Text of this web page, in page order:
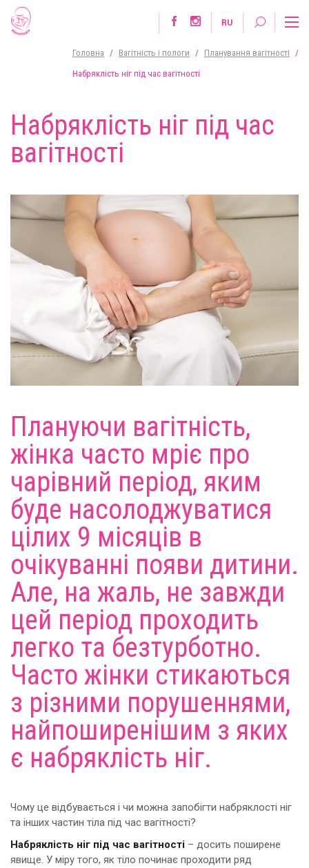
RU
Головна / Вагітність і пологи / Планування вагітності
/
Набряклість ніг під час вагітності
Набряклість ніг під час
вагітності
Плануючи вагітність,
жінка часто мріє про
чарівний період, яким
буде насолоджуватися
цілих 9 місяців в
очікуванні появи дитини.
Але, на жаль, не завжди
цей період проходить
легко та безтурботно.
Часто жінки стикаються
з різними порушеннями,
найпоширенішим з яких
є набряклість ніг.
Чому це відбувається і чи можна запобігти набряклості ніг
та інших частин тіла під час вагітності?
Набряклість ніг під час вагітності – досить поширене
явище. У міру того, як тіло починає проходити ряд